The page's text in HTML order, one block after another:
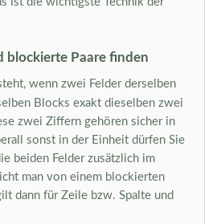
blockierte Paare finden
wenn zwei Felder derselben
Blocks exakt dieselben zwei
zwei Ziffern gehören sicher in
sonst in der Einheit dürfen Sie
beiden Felder zusätzlich im
man von einem blockierten
dann für Zeile bzw. Spalte und